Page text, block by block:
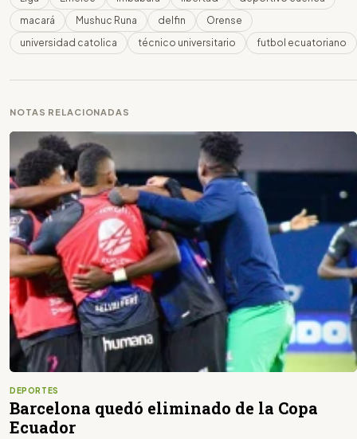
macará
Mushuc Runa delfin
Orense
universidad catolica
técnico universitario futbol ecuatoriano
NOTAS RELACIONADAS
DEPORTES
Barcelona quedó eliminado de la Copa
Ecuador